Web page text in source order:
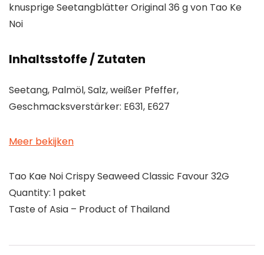
knusprige Seetangblätter Original 36 g von Tao Ke
Noi
Inhaltsstoffe / Zutaten
Seetang, Palmöl, Salz, weißer Pfeffer,
Geschmacksverstärker: E631, E627
Meer bekijken
Tao Kae Noi Crispy Seaweed Classic Favour 32G
Quantity: 1 paket
Taste of Asia – Product of Thailand